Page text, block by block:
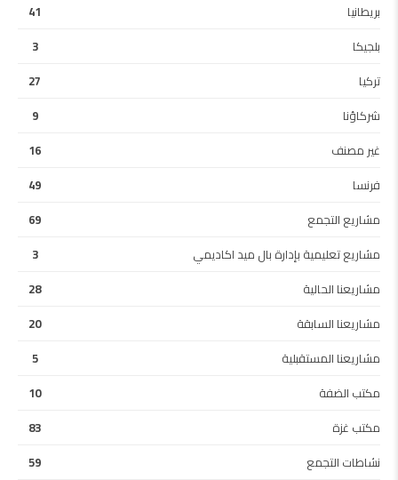
بريطانيا
41
بلجيكا
3
تركيا
27
شركاؤنا
9
غير مصنف
16
فرنسا
49
مشاريع التجمع
69
مشاريع تعليمية بإدارة بال ميد اكاديمي
3
مشاريعنا الحالية
28
مشاريعنا السابقة
20
مشاريعنا المستقبلية
5
مكتب الضفة
10
مكتب غزة
83
نشاطات التجمع
59